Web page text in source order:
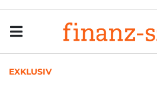
EXKLUSIV